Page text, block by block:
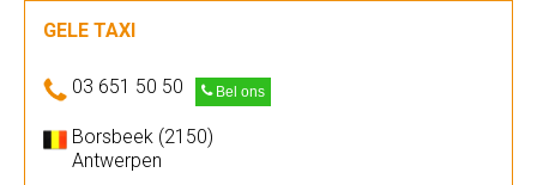
GELE TAXI
03 651 50 50 Bel ons
Borsbeek (2150)
Antwerpen